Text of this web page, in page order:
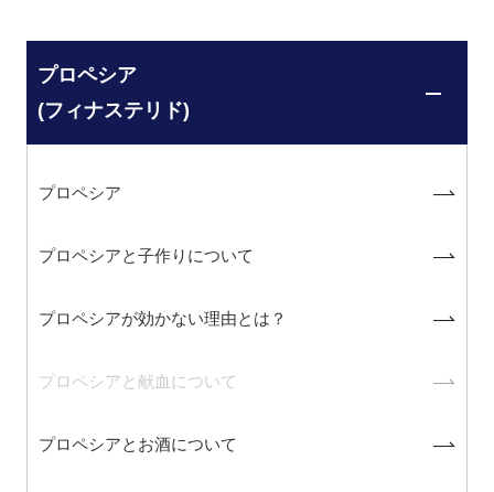
プロペシア
(フィナステリド)
プロペシア
プロペシアと子作りについて
プロペシアが効かない理由とは？
プロペシアと献血について
プロペシアとお酒について